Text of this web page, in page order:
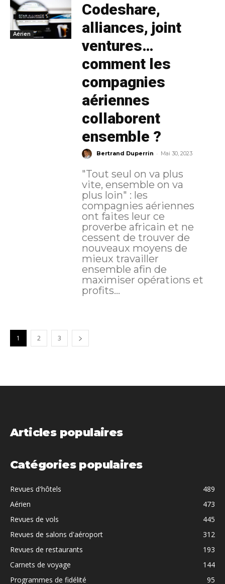
Aérien
Codeshare,
alliances, joint
ventures…
comment les
compagnies
aériennes
collaborent
ensemble ?
Bertrand Duperrin - Mai 30, 2023
"Tout seul on va plus
vite, ensemble on va
plus loin" : les
compagnies aériennes
ont faites leur ce
proverbe africain et ne
cessent de trouver de
nouveaux moyens de
mieux travailler
ensemble afin de
maximiser opérations et
profits...
1 2 3
Articles populaires
Catégories populaires
Revues d'hôtels
489
Aérien
473
Revues de vols
445
Revues de salons d'aéroport
312
Revues de restaurants
193
Carnets de voyage
144
Programmes de fidélité
95